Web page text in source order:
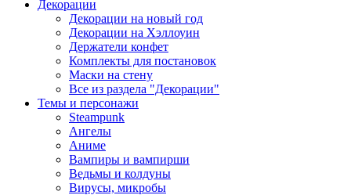
Декорации
Декорации на новый год
Декорации на Хэллоуин
Держатели конфет
Комплекты для постановок
Маски на стену
Все из раздела "Декорации"
Темы и персонажи
Steampunk
Ангелы
Аниме
Вампиры и вампирши
Ведьмы и колдуны
Вирусы, микробы